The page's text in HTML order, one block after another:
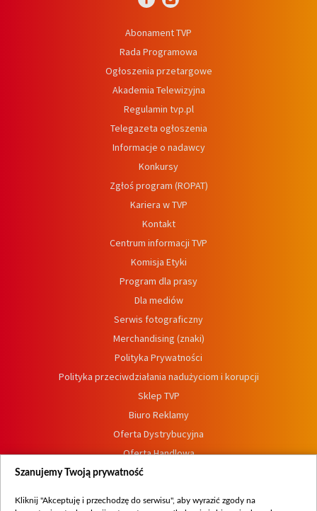
Abonament TVP
Rada Programowa
Ogłoszenia przetargowe
Akademia Telewizyjna
Regulamin tvp.pl
Telegazeta ogłoszenia
Informacje o nadawcy
Konkursy
Zgłoś program (ROPAT)
Kariera w TVP
Kontakt
Centrum informacji TVP
Komisja Etyki
Program dla prasy
Dla mediów
Serwis fotograficzny
Merchandising (znaki)
Polityka Prywatności
Polityka przeciwdziałania nadużyciom i korupcji
Sklep TVP
Biuro Reklamy
Oferta Dystrybucyjna
Oferta Handlowa
Dostępność
Szanujemy Twoją prywatność
Kliknij "Akceptuję i przechodzę do serwisu", aby wyrazić zgody na